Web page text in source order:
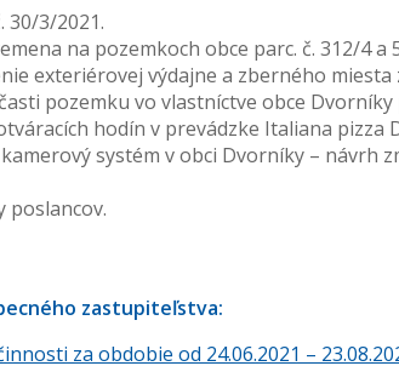
30/3/2021.
na pozemkoch obce parc. č. 312/4
exteriérovej výdajne a zberného
pozemku vo vlastníctve obce Dvorníky
hodín v prevádzke Italiana pizza
systém v obci Dvorníky – návrh
poslancov.
zastupiteľstva:
za obdobie od 24.06.2021 –